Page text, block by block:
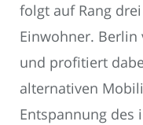
folgt auf Rang
Einwohner. Berlin
und profitiert
alternativen
Entspannung des